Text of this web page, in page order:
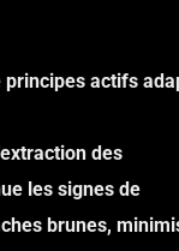
actifs
des
les signes de
brunes,